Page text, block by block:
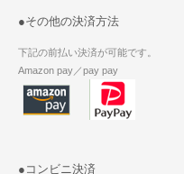
●その他の決済方法
下記の前払い決済が可能です。
Amazon pay／pay pay
●コンビニ決済